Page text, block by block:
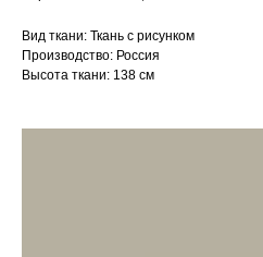
Вид ткани: Ткань с рисунком
Производство: Россия
Высота ткани: 138 см